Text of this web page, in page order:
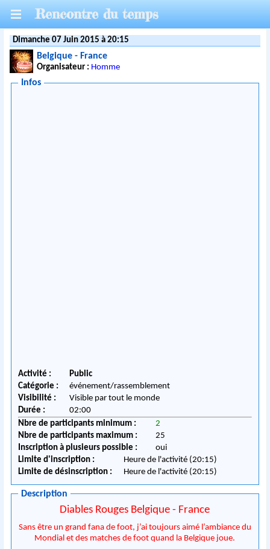
Rencontre du temps
Dimanche 07 Juin 2015 à 20:15
Belgique - France
Organisateur : Homme
Infos
Activité :
Public
Catégorie :
événement/rassemblement
Visibilité :
Visible par tout le monde
Durée :
02:00
Nbre de participants minimum :
2
Nbre de participants maximum :
25
Inscription à plusieurs possible :
oui
Limite d'inscription :
Heure de l'activité (20:15)
Limite de désinscription :
Heure de l'activité (20:15)
Description
Diables Rouges Belgique - France
Sans être un grand fana de foot, j’ai toujours aimé l’ambiance du
Mondial et des matches de foot quand la Belgique joue.